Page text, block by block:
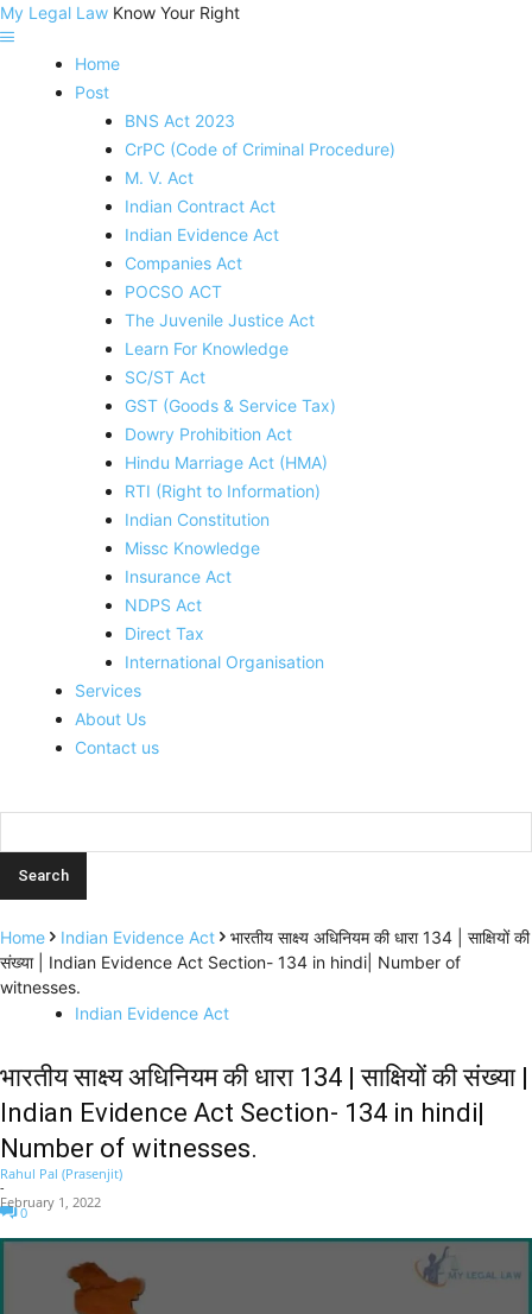
My Legal Law Know Your Right
Home
Post
BNS Act 2023
CrPC (Code of Criminal Procedure)
M. V. Act
Indian Contract Act
Indian Evidence Act
Companies Act
POCSO ACT
The Juvenile Justice Act
Learn For Knowledge
SC/ST Act
GST (Goods & Service Tax)
Dowry Prohibition Act
Hindu Marriage Act (HMA)
RTI (Right to Information)
Indian Constitution
Missc Knowledge
Insurance Act
NDPS Act
Direct Tax
International Organisation
Services
About Us
Contact us
Home Indian Evidence Act
भारतीय साक्ष्य अधिनियम की धारा 134 | साक्षियों की
संख्या | Indian Evidence Act Section- 134 in hindi| Number of
witnesses.
Indian Evidence Act
भारतीय साक्ष्य अधिनियम की धारा 134 | साक्षियों की संख्या |
Indian Evidence Act Section- 134 in hindi|
Number of witnesses.
Rahul Pal (Prasenjit)
-
February 1, 2022
0